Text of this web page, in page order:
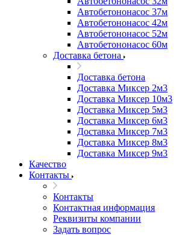
Автобетононасос 37м
Автобетононасос 42м
Автобетононасос 52м
Автобетононасос 60м
Доставка бетона
Доставка бетона
Доставка Миксер 2м3
Доставка Миксер 10м3
Доставка Миксер 5м3
Доставка Миксер 6м3
Доставка Миксер 7м3
Доставка Миксер 8м3
Доставка Миксер 9м3
Качество
Контакты
Контакты
Контактная информация
Реквизиты компании
Задать вопрос